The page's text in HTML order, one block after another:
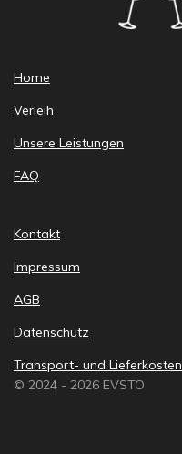
Home
Verleih
Unsere Leistungen
FAQ
Kontakt
Impressum
AGB
Datenschutz
Transport- und Lieferkosten
© 2024 - 2026 EVSTO